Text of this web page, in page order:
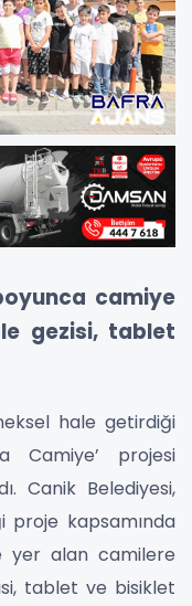
camiye
gezisi, tablet
hale getirdiği
Camiye’ projesi
Canik Belediyesi,
proje kapsamında
yer alan camilere
tablet ve bisiklet